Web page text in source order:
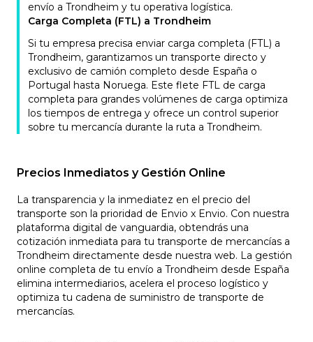
envío a Trondheim y tu operativa logística.
Carga Completa (FTL) a Trondheim
Si tu empresa precisa enviar carga completa (FTL) a
Trondheim, garantizamos un transporte directo y
exclusivo de camión completo desde España o
Portugal hasta Noruega. Este flete FTL de carga
completa para grandes volúmenes de carga optimiza
los tiempos de entrega y ofrece un control superior
sobre tu mercancía durante la ruta a Trondheim.
Precios Inmediatos y Gestión Online
La transparencia y la inmediatez en el precio del
transporte son la prioridad de Envio x Envio. Con nuestra
plataforma digital de vanguardia, obtendrás una
cotización inmediata para tu transporte de mercancías a
Trondheim directamente desde nuestra web. La gestión
online completa de tu envío a Trondheim desde España
elimina intermediarios, acelera el proceso logístico y
optimiza tu cadena de suministro de transporte de
mercancías.